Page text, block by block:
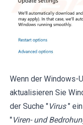
Wenn der
aktualisieren Sie
der Suche "Virus "
"Viren- und